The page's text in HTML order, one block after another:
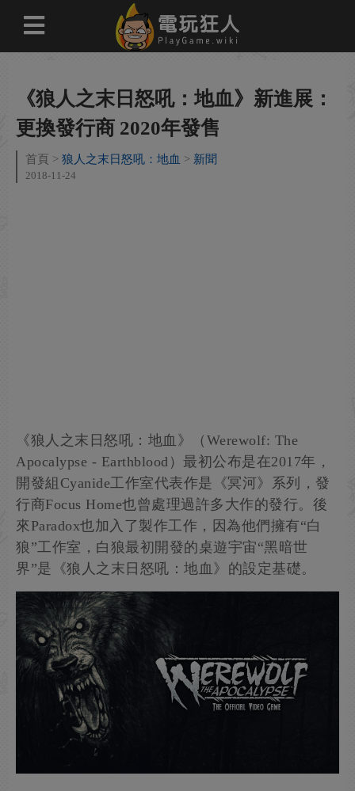
《狼人之末日怒吼：地血》新進展：
更換發行商 2020年發售
首頁 狼人之末日怒吼：地血 新聞
2018-11-24
《狼人之末日怒吼：地血》（Werewolf: The
Apocalypse - Earthblood）最初公布是在2017年，
開發組Cyanide工作室代表作是《冥河》系列，發
行商Focus Home也曾處理過許多大作的發行。後
來Paradox也加入了製作工作，因為他們擁有“白
狼”工作室，白狼最初開發的桌遊宇宙“黑暗世
界”是《狼人之末日怒吼：地血》的設定基礎。